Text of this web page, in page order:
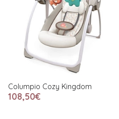
Columpio Cozy Kingdom
108,50€